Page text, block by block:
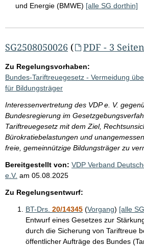
und Energie (BMWE) [alle SG dorthin]
SG2508050026 ( PDF - 3 Seiten
Zu Regelungsvorhaben:
Bundes-Tariftreuegesetz - Vermeidung
für Bildungsträger
Interessenvertretung des VDP e. V.
Bundesregierung im
Tariftreuegesetz mit dem Ziel,
Bürokratiebelastungen und
freie, gemeinnützige Bildungsträger zu
Bereitgestellt von: VDP Verband
e.V. am 05.08.2025
Zu Regelungsentwurf:
BT-Drs. 20/14345 (Vorgang) [alle
Entwurf eines Gesetzes zur
durch die Sicherung von Tariftreue
öffentlicher Aufträge des Bundes